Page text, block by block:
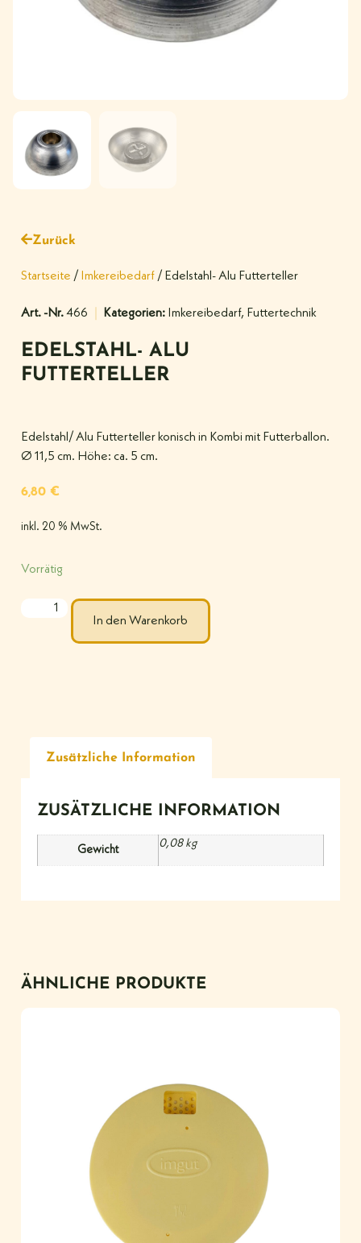
Zurück
Startseite / Imkereibedarf / Edelstahl- Alu Futterteller
Art. -Nr.466 Kategorien: Imkereibedarf, Futtertechnik
EDELSTAHL- ALU
FUTTERTELLER
Edelstahl/ Alu Futterteller konisch in Kombi mit Futterballon.
Ø 11,5 cm. Höhe: ca. 5 cm.
6,80 €
inkl. 20 % MwSt.
Vorrätig
In den Warenkorb
Zusätzliche Information
ZUSÄTZLICHE INFORMATION
Gewicht
0,08 kg
ÄHNLICHE PRODUKTE